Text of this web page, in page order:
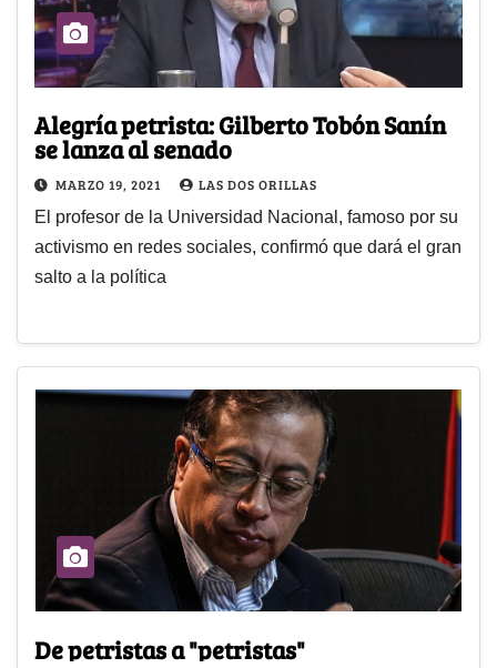
Alegría petrista: Gilberto Tobón Sanín
se lanza al senado
MARZO 19, 2021 LAS DOS ORILLAS
El profesor de la Universidad Nacional, famoso por su
activismo en redes sociales, confirmó que dará el gran
salto a la política
De petristas a "petristas"